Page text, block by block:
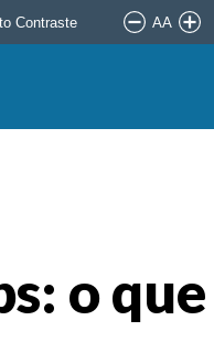
Contraste AA
o